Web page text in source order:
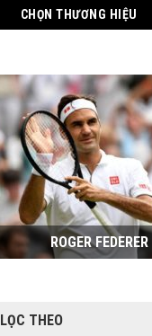
CHỌN THƯƠNG HIỆU
ROGER FEDERER
LỌC THEO